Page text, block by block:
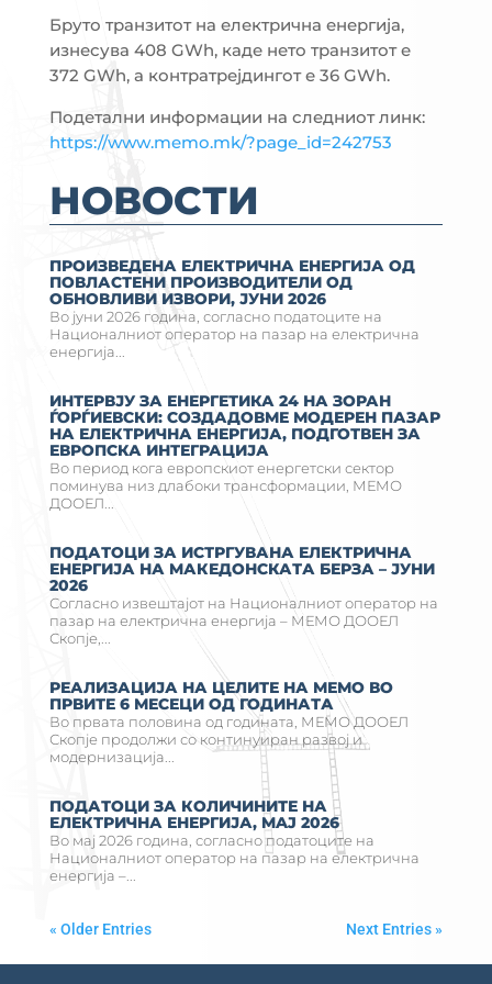
Бруто транзитот на електрична енергија,
изнесува 408 GWh, каде нето транзитот е
372 GWh, а контратрејдингот е 36 GWh.
Подетални информации на следниот линк:
https://www.memo.mk/?page_id=242753
НОВОСТИ
ПРОИЗВЕДЕНА ЕЛЕКТРИЧНА ЕНЕРГИЈА ОД
ПОВЛАСТЕНИ ПРОИЗВОДИТЕЛИ ОД
ОБНОВЛИВИ ИЗВОРИ, ЈУНИ 2026
Во јуни 2026 година, согласно податоците на
Националниот оператор на пазар на електрична
енергија...
ИНТЕРВЈУ ЗА ЕНЕРГЕТИКА 24 НА ЗОРАН
ЃОРЃИЕВСКИ: СОЗДАДОВМЕ МОДЕРЕН ПАЗАР
НА ЕЛЕКТРИЧНА ЕНЕРГИЈА, ПОДГОТВЕН ЗА
ЕВРОПСКА ИНТЕГРАЦИЈА
Во период кога европскиот енергетски сектор
поминува низ длабоки трансформации, МЕМО
ДООЕЛ...
ПОДАТОЦИ ЗА ИСТРГУВАНА ЕЛЕКТРИЧНА
ЕНЕРГИЈА НА MАКЕДОНСКАТА БЕРЗА – ЈУНИ
2026
Согласно извештајот на Националниот оператор на
пазар на електрична енергија – МЕМО ДООЕЛ
Скопје,...
РЕАЛИЗАЦИЈА НА ЦЕЛИТЕ НА МЕМО ВО
ПРВИТЕ 6 МЕСЕЦИ ОД ГОДИНАТА
Во првата половина од годината, МЕМО ДООЕЛ
Скопје продолжи со континуиран развој и
модернизација...
ПОДАТОЦИ ЗА КОЛИЧИНИТЕ НА
ЕЛЕКТРИЧНА ЕНЕРГИЈА, MAJ 2026
Во мај 2026 година, согласно податоците на
Националниот оператор на пазар на електрична
енергија –...
« Older Entries Next Entries »